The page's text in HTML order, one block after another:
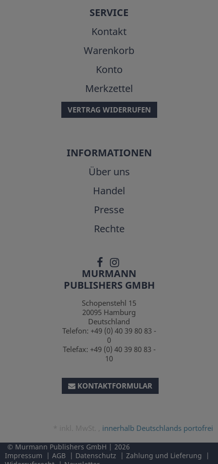
SERVICE
Kontakt
Warenkorb
Konto
Merkzettel
VERTRAG WIDERRUFEN
INFORMATIONEN
Über uns
Handel
Presse
Rechte
MURMANN
PUBLISHERS GMBH
Schopenstehl 15
20095 Hamburg
Deutschland
Telefon: +49 (0) 40 39 80 83 -
0
Telefax: +49 (0) 40 39 80 83 -
10
KONTAKTFORMULAR
innerhalb Deutschlands portofrei
Murmann Publishers GmbH
2026
Impressum
AGB Datenschutz
Zahlung und Lieferung